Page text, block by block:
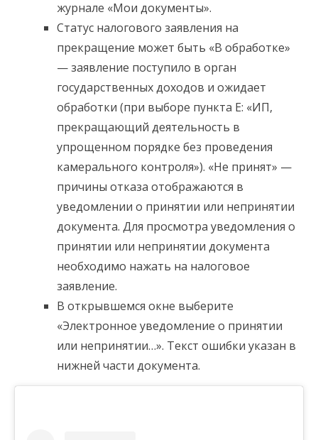
журнале «Мои документы».
Статус налогового заявления на
прекращение может быть «В обработке»
— заявление поступило в орган
государственных доходов и ожидает
обработки (при выборе пункта Е: «ИП,
прекращающий деятельность в
упрощенном порядке без проведения
камерального контроля»). «Не принят» —
причины отказа отображаются в
уведомлении о принятии или непринятии
документа. Для просмотра уведомления о
принятии или непринятии документа
необходимо нажать на налоговое
заявление.
В открывшемся окне выберите
«Электронное уведомление о принятии
или непринятии…». Текст ошибки указан в
нижней части документа.